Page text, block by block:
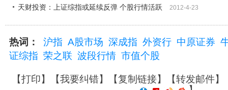
天财投资：上证综指或延续反弹 个股行情活跃 2012-4-23
热词： 沪指 A股市场 深成指 外资行 中原证券
证综指 荣之联 波段行情 市值个股
【打印】【我要纠错】【复制链接】【转发邮件】